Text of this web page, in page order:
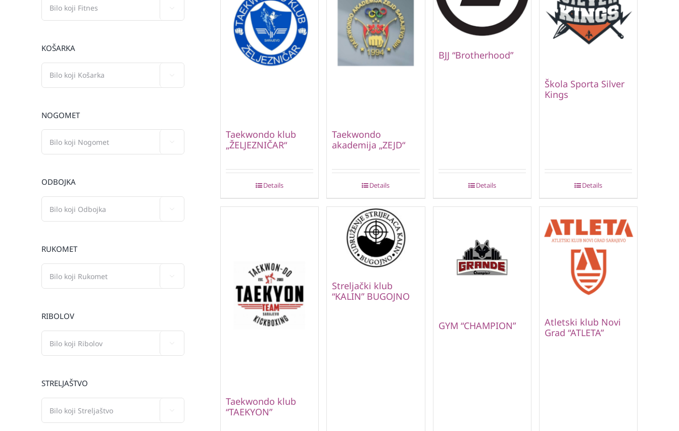
Taekwondo klub
„ŽELJEZNIČAR“
Details
Taekwondo
akademija „ZEJD“
Details
BJJ “Brotherhood”
Details
Škola Sporta Silver
Kings
Details
Taekwondo klub
“TAEKYON”
Streljački klub
“KALIN” BUGOJNO
GYM “CHAMPION”
Atletski klub Novi
Grad “ATLETA”
KOŠARKA
NOGOMET
ODBOJKA
RUKOMET
RIBOLOV
STRELJAŠTVO